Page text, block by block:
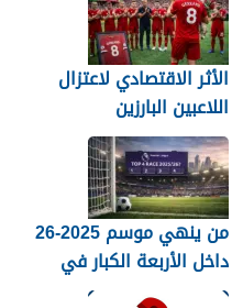
الأثر الاقتصادي لاعتزال
اللاعبين البارزين
من ينهي موسم 2025-26
داخل الأربعة الكبار في
الدوري الإنجليزي؟